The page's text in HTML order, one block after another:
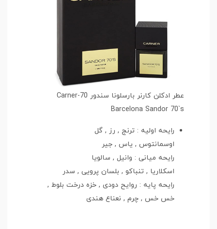
عطر ادکلن کارنر بارسلونا سندور 70-Carner
Barcelona Sandor 70`s
رایحه اولیه : ترنج , رز , گل
اوسمانتوس , یاس , جیر
رایحه میانی : وانیل , سالویا
اسکلاریا , تنباکو , بلسان پرویی , سدر
رایحه پایه : روایح دودی , خزه درخت بلوط ,
خس خس , چرم , نعناع هندی